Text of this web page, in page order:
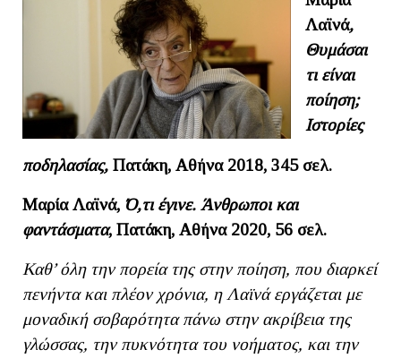
Λαϊνά,
Θυμάσαι
τι είναι
ποίηση;
Ιστορίες
ποδηλασίας, Πατάκη, Αθήνα 2018, 345 σελ.
Μαρία Λαϊνά, Ό,τι έγινε. Άνθρωποι και
φαντάσματα, Πατάκη, Αθήνα 2020, 56 σελ.
Καθ’ όλη την πορεία της στην ποίηση, που διαρκεί
πενήντα και πλέον χρόνια, η Λαϊνά εργάζεται με
μοναδική σοβαρότητα πάνω στην ακρίβεια της
γλώσσας, την πυκνότητα του νοήματος, και την